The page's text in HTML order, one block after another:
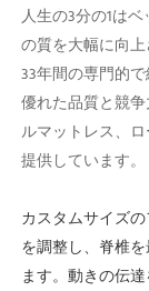
人生の3分の1は
の質を大幅に向上
33年間の専門的
優れた品質と競
ルマットレス、
提供しています。
カスタムサイズ
を調整し、脊椎
ます。 動きの伝